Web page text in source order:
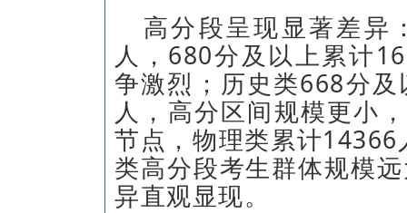
高分段呈现显著差异
人，680分及以上累计
争激烈；历史类668分
人，高分区间规模更小
节点，物理类累计
类高分段考生群体规模
异直观显现。